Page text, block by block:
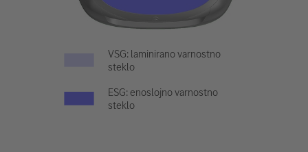
VSG: laminirano varnostno
steklo
ESG: enoslojno varnostno
steklo